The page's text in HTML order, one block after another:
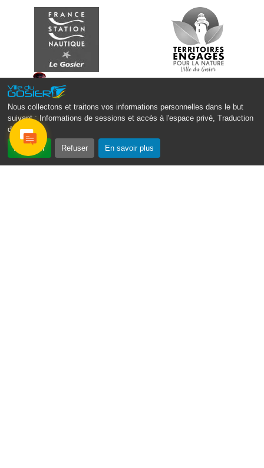
Nous collectons et traitons vos informations personnelles dans le but
suivant :
Informations de sessions et accès à l'espace privé, Traduction
des pages .
Accepter Refuser En savoir plus
Lun. 11 août 2025
Datcha Summer Sport : Beach soccer
Plage de la Datcha, bourg du Gosier